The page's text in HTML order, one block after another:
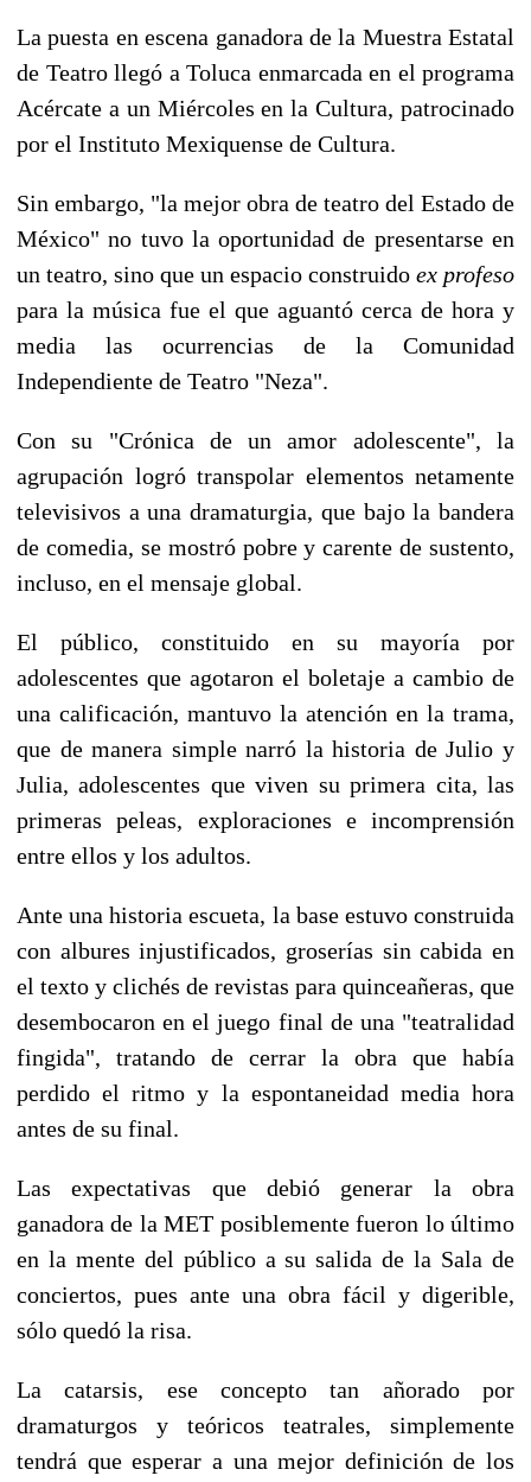
La puesta en escena ganadora de la Muestra Estatal
de Teatro llegó a Toluca enmarcada en el programa
Acércate a un Miércoles en la Cultura, patrocinado
por el Instituto Mexiquense de Cultura.
Sin embargo, "la mejor obra de teatro del Estado de
México" no tuvo la oportunidad de presentarse en
un teatro, sino que un espacio construido ex profeso
para la música fue el que aguantó cerca de hora y
media las ocurrencias de la Comunidad
Independiente de Teatro "Neza".
Con su "Crónica de un amor adolescente", la
agrupación logró transpolar elementos netamente
televisivos a una dramaturgia, que bajo la bandera
de comedia, se mostró pobre y carente de sustento,
incluso, en el mensaje global.
El público, constituido en su mayoría por
adolescentes que agotaron el boletaje a cambio de
una calificación, mantuvo la atención en la trama,
que de manera simple narró la historia de Julio y
Julia, adolescentes que viven su primera cita, las
primeras peleas, exploraciones e incomprensión
entre ellos y los adultos.
Ante una historia escueta, la base estuvo construida
con albures injustificados, groserías sin cabida en
el texto y clichés de revistas para quinceañeras, que
desembocaron en el juego final de una "teatralidad
fingida", tratando de cerrar la obra que había
perdido el ritmo y la espontaneidad media hora
antes de su final.
Las expectativas que debió generar la obra
ganadora de la MET posiblemente fueron lo último
en la mente del público a su salida de la Sala de
conciertos, pues ante una obra fácil y digerible,
sólo quedó la risa.
La catarsis, ese concepto tan añorado por
dramaturgos y teóricos teatrales, simplemente
tendrá que esperar a una mejor definición de los